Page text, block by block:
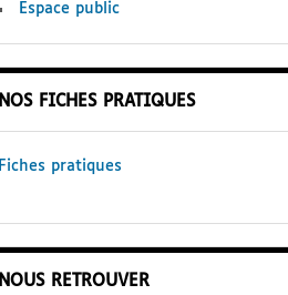
Espace public
NOS FICHES PRATIQUES
Fiches pratiques
NOUS RETROUVER